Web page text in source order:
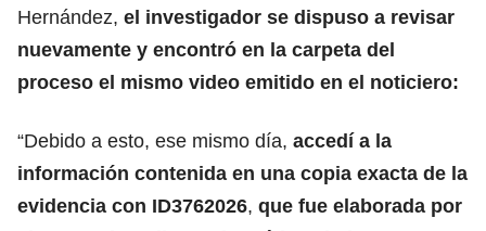
Hernández, el investigador se dispuso a revisar
nuevamente y encontró en la carpeta del
proceso el mismo video emitido en el noticiero:
“Debido a esto, ese mismo día, accedí a la
información contenida en una copia exacta de la
evidencia con ID3762026, que fue elaborada por